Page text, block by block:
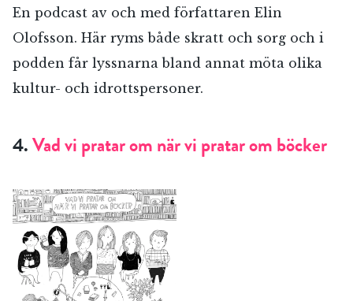
En podcast av och med författaren Elin
Olofsson. Här ryms både skratt och sorg och i
podden får lyssnarna bland annat möta olika
kultur- och idrottspersoner.
4.Vad vi pratar om när vi pratar om böcker